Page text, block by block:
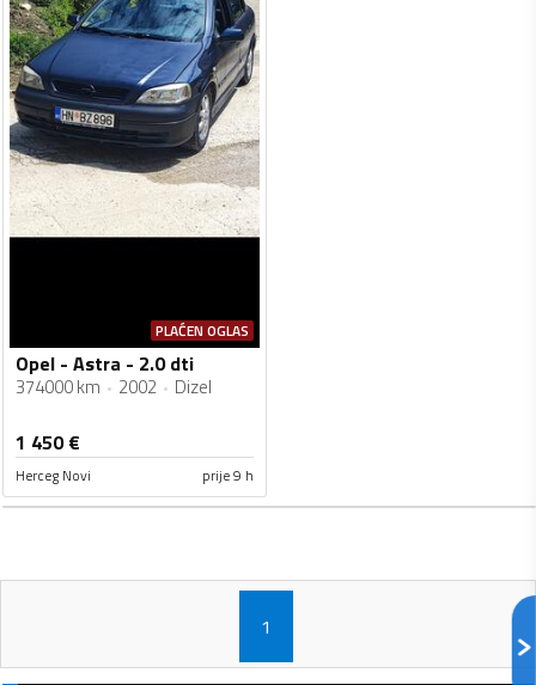
PLAĆEN OGLAS
Opel - Astra - 2.0 dti
374000 km 2002 Dizel
1 450€
Herceg Novi prije 9 h
1